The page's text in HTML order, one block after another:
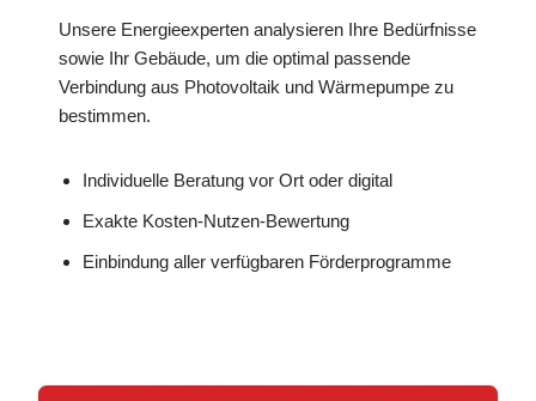
Unsere Energieexperten analysieren Ihre Bedürfnisse
sowie Ihr Gebäude, um die optimal passende
Verbindung aus Photovoltaik und Wärmepumpe zu
bestimmen.
Individuelle Beratung vor Ort oder digital
Exakte Kosten-Nutzen-Bewertung
Einbindung aller verfügbaren Förderprogramme